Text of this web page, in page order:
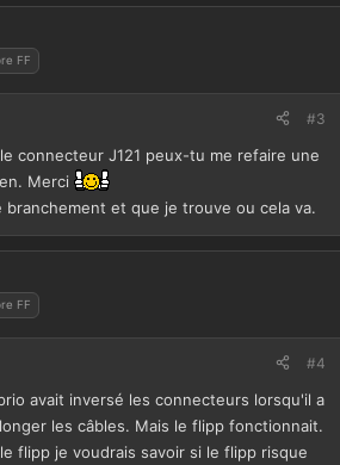
FF
#3
connecteur J121 peux-tu me refaire une
Merci
branchement et que je trouve ou cela va.
FF
#4
avait inversé les connecteurs lorsqu'il a
les câbles. Mais le flipp fonctionnait.
flipp je voudrais savoir si le flipp risque